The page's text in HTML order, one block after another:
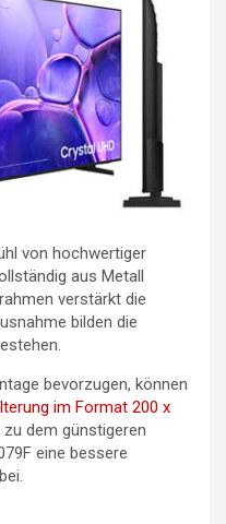
von hochwertiger
aus Metall
verstärkt die
bilden die
bevorzugen, können
im Format 200 x
dem günstigeren
eine bessere